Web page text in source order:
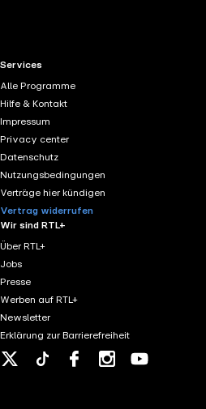
RTL+ useful links.
Services
Alle Programme
Hilfe & Kontakt
Impressum
Privacy center
Datenschutz
Nutzungsbedingungen
Verträge hier kündigen
Vertrag widerrufen
Wir sind RTL+
Über RTL+
Jobs
Presse
Werben auf RTL+
Newsletter
Erklärung zur Barrierefreiheit
Tiktok FacebookInstagram